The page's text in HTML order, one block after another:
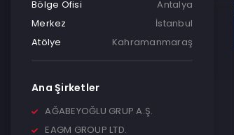
Bölge Ofisi
Antalya
Merkez
İstanbul
Atölye
Kahramanmaraş
Ana Şirketler
AĞABEYOĞLU GRUP A.Ş.
EAGM GROUP LTD.